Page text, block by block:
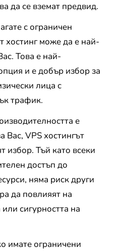
да се вземат предвид.
с ограничен
хостинг може да е най-
Това е най-
и е добър избор за
лица с
трафик.
е
Вас, VPS хостингът
избор. Тъй като всеки
достъп до
няма риск други
да повлияят на
сигурността на
имате ограничени